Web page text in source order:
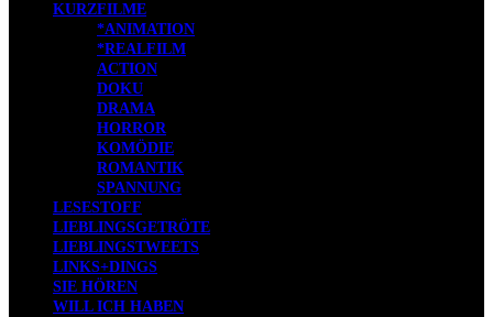
KURZFILME
*ANIMATION
*REALFILM
ACTION
DOKU
DRAMA
HORROR
KOMÖDIE
ROMANTIK
SPANNUNG
LESESTOFF
LIEBLINGSGETRÖTE
LIEBLINGSTWEETS
LINKS+DINGS
SIE HÖREN
WILL ICH HABEN